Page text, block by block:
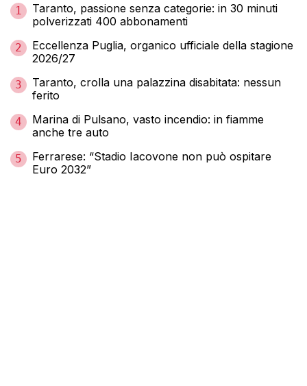
1
Taranto, passione senza categorie: in 30 minuti
polverizzati 400 abbonamenti
2
Eccellenza Puglia, organico ufficiale della stagione
2026/27
3
Taranto, crolla una palazzina disabitata: nessun
ferito
4
Marina di Pulsano, vasto incendio: in fiamme
anche tre auto
5
Ferrarese: “Stadio Iacovone non può ospitare
Euro 2032”